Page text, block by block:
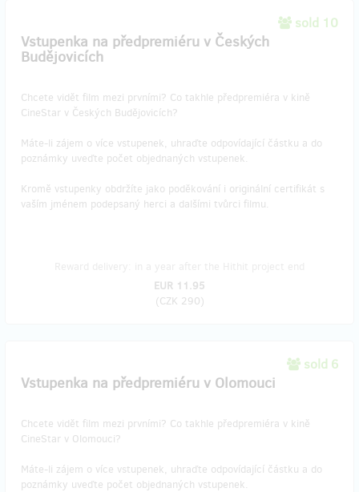
sold 10
Vstupenka na předpremiéru v Českých
Budějovicích
​Chcete vidět film mezi prvními? Co takhle předpremiéra v kině
CineStar v Českých Budějovicích?
Máte-li zájem o více vstupenek, uhraďte odpovídající částku a do
poznámky uveďte počet objednaných vstupenek.
Kromě vstupenky obdržíte jako poděkování i originální certifikát s
vaším jménem podepsaný herci a dalšími tvůrci filmu.
EUR 11.95
(CZK 290)
sold 6
Vstupenka na předpremiéru v Olomouci
Chcete vidět film mezi prvními? Co takhle předpremiéra v kině
CineStar v Olomouci?
Máte-li zájem o více vstupenek, uhraďte odpovídající částku a do
poznámky uveďte počet objednaných vstupenek.